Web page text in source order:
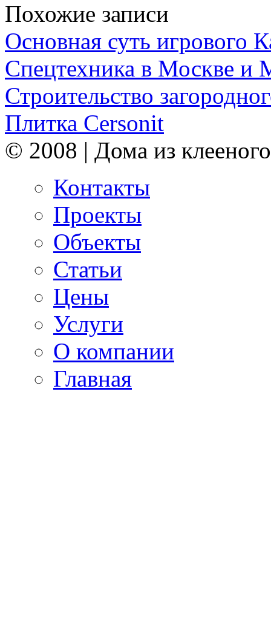
Похожие записи
Основная суть игрового
Спецтехника в Москве и
Строительство
Плитка Cersonit
© 2008 | Дома из
Контакты
Проекты
Объекты
Статьи
Цены
Услуги
О компании
Главная